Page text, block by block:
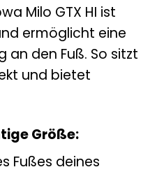
Milo GTX HI ist
ermöglicht eine
an den Fuß. So sitzt
und bietet
Größe:
Fußes deines